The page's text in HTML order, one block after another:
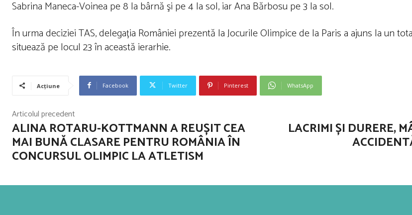
Sabrina Maneca-Voinea pe 8 la bârnă şi pe 4 la sol, iar Ana Bărbosu pe 3 la sol.
În urma deciziei TAS, delegația României prezentă la Jocurile Olimpice de la Paris a ajuns la un
situează pe locul 23 în această ierarhie.
Acțiune Facebook Twitter Pinterest WhatsApp
Articolul precedent
ALINA ROTARU-KOTTMANN A REUȘIT CEA
MAI BUNĂ CLASARE PENTRU ROMÂNIA ÎN
CONCURSUL OLIMPIC LA ATLETISM
LACRIMI ȘI DURERE,